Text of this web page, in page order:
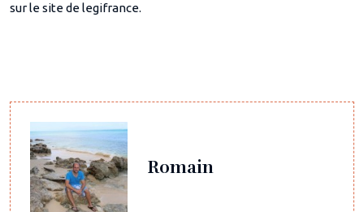
sur le site de legifrance.
Romain